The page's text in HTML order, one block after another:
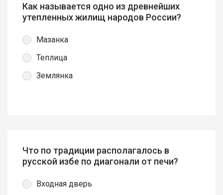
Как называется одно из древнейших
утепленных жилищ народов России?
Мазанка
Теплица
Землянка
Что по традиции располагалось в
русской избе по диагонали от печи?
Входная дверь